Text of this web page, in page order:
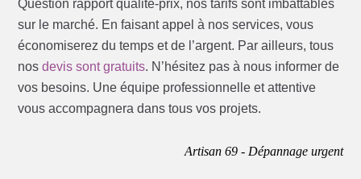
Question rapport qualité-prix, nos tarifs sont imbattables
sur le marché. En faisant appel à nos services, vous
économiserez du temps et de l’argent. Par ailleurs, tous
nosdevis sont gratuits. N’hésitez pas à nous informer de
vos besoins. Une équipe professionnelle et attentive
vous accompagnera dans tous vos projets.
Artisan 69 - Dépannage urgent